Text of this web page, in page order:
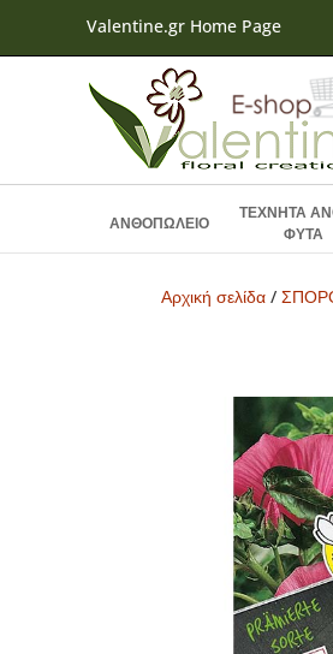
Valentine.gr Home Page
ΑΝΘΟΠΩΛΕΙΟ
ΤΕΧΝΗΤΑ
ΦΥΤΑ
Αρχική σελίδα /